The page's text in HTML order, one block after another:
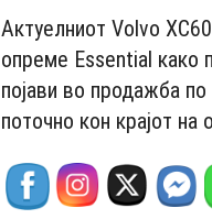
Актуелниот Volvo
опреме Essential како
појави во продажба
поточно кон крајот на